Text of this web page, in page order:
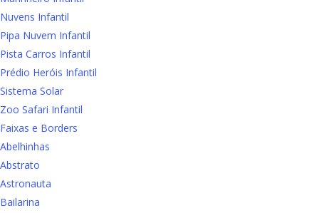
Nuvens Infantil
Pipa Nuvem Infantil
Pista Carros Infantil
Prédio Heróis Infantil
Sistema Solar
Zoo Safari Infantil
Faixas e Borders
Abelhinhas
Abstrato
Astronauta
Bailarina